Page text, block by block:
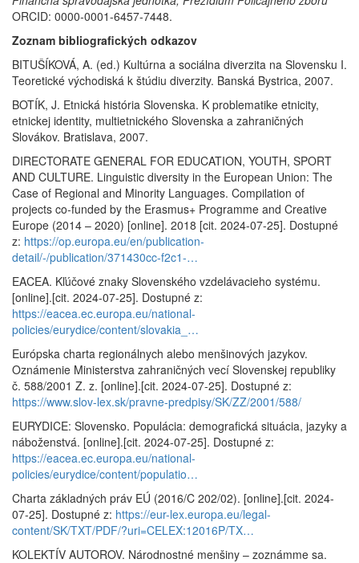
ORCID: 0000-0001-6457-7448.
Zoznam bibliografických odkazov
BITUŠÍKOVÁ, A. (ed.) Kultúrna a sociálna diverzita na Slovensku I.
Teoretické východiská k štúdiu diverzity. Banská Bystrica, 2007.
BOTÍK, J. Etnická história Slovenska. K problematike etnicity,
etnickej identity, multietnického Slovenska a zahraničných
Slovákov. Bratislava, 2007.
DIRECTORATE GENERAL FOR EDUCATION, YOUTH, SPORT
AND CULTURE. Linguistic diversity in the European Union: The
Case of Regional and Minority Languages. Compilation of
projects co-funded by the Erasmus+ Programme and Creative
Europe (2014 – 2020) [online]. 2018 [cit. 2024-07-25]. Dostupné
z: https://op.europa.eu/en/publication-
detail/-/publication/371430cc-f2c1-…
EACEA. Kľúčové znaky Slovenského vzdelávacieho systému.
[online].[cit. 2024-07-25]. Dostupné z:
https://eacea.ec.europa.eu/national-
policies/eurydice/content/slovakia_…
Európska charta regionálnych alebo menšinových jazykov.
Oznámenie Ministerstva zahraničných vecí Slovenskej republiky
č. 588/2001 Z. z. [online].[cit. 2024-07-25]. Dostupné z:
https://www.slov-lex.sk/pravne-predpisy/SK/ZZ/2001/588/
EURYDICE: Slovensko. Populácia: demografická situácia, jazyky a
náboženstvá. [online].[cit. 2024-07-25]. Dostupné z:
https://eacea.ec.europa.eu/national-
policies/eurydice/content/populatio…
Charta základných práv EÚ (2016/C 202/02). [online].[cit. 2024-
07-25]. Dostupné z: https://eur-lex.europa.eu/legal-
content/SK/TXT/PDF/?uri=CELEX:12016P/TX…
KOLEKTÍV AUTOROV. Národnostné menšiny – zoznámme sa.